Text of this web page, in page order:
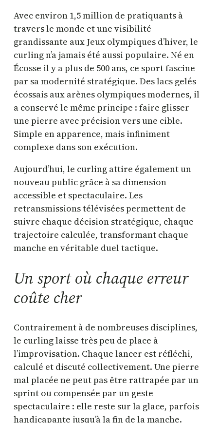
Avec environ 1,5 million de pratiquants à
travers le monde et une visibilité
grandissante aux Jeux olympiques d’hiver, le
curling n’a jamais été aussi populaire. Né en
Écosse il y a plus de 500 ans, ce sport fascine
par sa modernité stratégique. Des lacs gelés
écossais aux arènes olympiques modernes, il
a conservé le même principe : faire glisser
une pierre avec précision vers une cible.
Simple en apparence, mais infiniment
complexe dans son exécution.
Aujourd’hui, le curling attire également un
nouveau public grâce à sa dimension
accessible et spectaculaire. Les
retransmissions télévisées permettent de
suivre chaque décision stratégique, chaque
trajectoire calculée, transformant chaque
manche en véritable duel tactique.
Un sport où chaque erreur
coûte cher
Contrairement à de nombreuses disciplines,
le curling laisse très peu de place à
l’improvisation. Chaque lancer est réfléchi,
calculé et discuté collectivement. Une pierre
mal placée ne peut pas être rattrapée par un
sprint ou compensée par un geste
spectaculaire : elle reste sur la glace, parfois
handicapante jusqu’à la fin de la manche.